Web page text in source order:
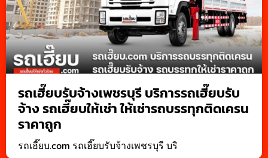
รถเฮี๊ยบรับจ้างเพชรบุรี บริการรถเฮี๊ยบรับ
จ้าง รถเฮี๊ยบให้เช่า ให้เช่ารถบรรทุกติดเครน
ราคาถูก
รถเฮี๊ยบ.com รถเฮี๊ยบรับจ้างเพชรบุรี บริ